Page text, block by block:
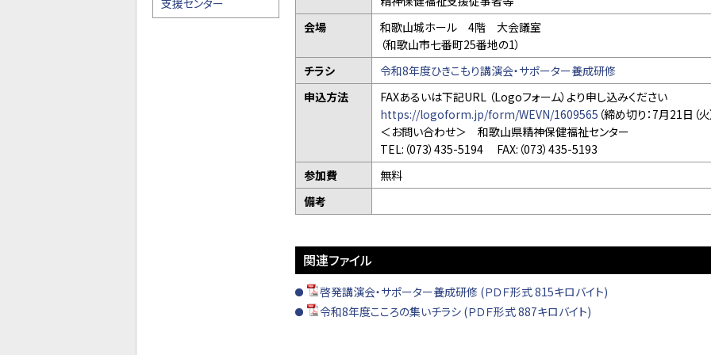
会場
和歌山城ホール 4階 大会議室
（和歌山市七番町25番地の1）
チラシ
令和8年度ひきこもり講演会・サポーター養成研修
申込方法
FAXあるいは下記URL （Logoフォーム）より申し込みください
https://logoform.jp/form/WEVN/1609565 （締め切り：7月21日（火
＜お問い合わせ＞ 和歌山県精神保健福祉センター
TEL:（073）435-5194 FAX:（073）435-5193
参加費
無料
備考
関連ファイル
啓発講演会・サポーター養成研修 (ＰＤＦ形式 815キロバイト)
令和8年度こころの集いチラシ (ＰＤＦ形式 887キロバイト)
支援センター